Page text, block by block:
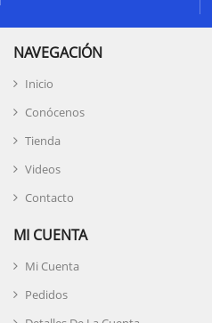
NAVEGACIÓN
Inicio
Conócenos
Tienda
Videos
Contacto
MI CUENTA
Mi Cuenta
Pedidos